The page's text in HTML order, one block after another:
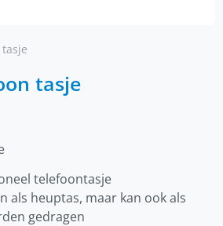
tasje
telefoontasje
als heuptas, maar kan ook als
gedragen